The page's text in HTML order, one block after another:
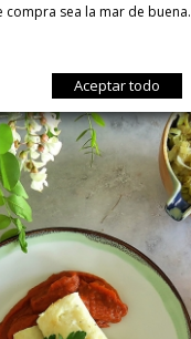
compra sea la mar de buena.
Aceptar todo